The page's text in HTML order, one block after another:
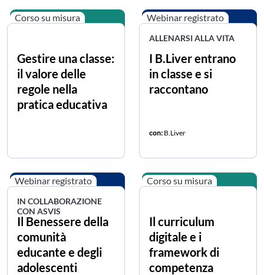
Corso su misura
Gestire una classe:
il valore delle
regole nella
pratica educativa
Webinar registrato
ALLENARSI ALLA VITA
I B.Liver entrano
in classe e si
raccontano
con: B.Liver
Webinar registrato
IN COLLABORAZIONE
CON ASVIS
Il Benessere della
comunità
educante e degli
adolescenti
Corso su misura
Il curriculum
digitale e i
framework di
competenza